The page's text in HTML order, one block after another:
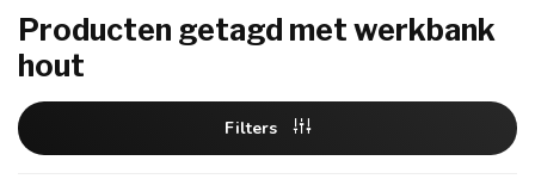
Producten getagd met werkbank
hout
Filters